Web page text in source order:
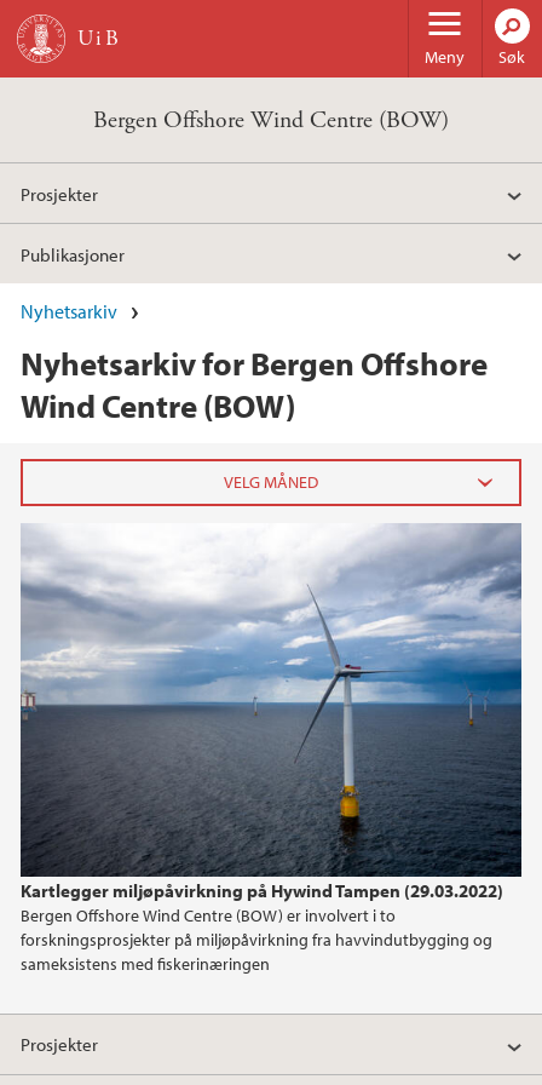
Hopp til hovedinnhold
Meny Søk
Bergen Offshore Wind Centre (BOW)
Prosjekter
Publikasjoner
Nyhetsarkiv
Nyhetsarkiv for Bergen Offshore
Wind Centre (BOW)
Kartlegger miljøpåvirkning på Hywind Tampen (29.03.2022)
Bergen Offshore Wind Centre (BOW) er involvert i to
forskningsprosjekter på miljøpåvirkning fra havvindutbygging og
sameksistens med fiskerinæringen
november (2)
oktober (1)
september (1)
mai (1)
april (1)
mars (1)
februar (1)
januar (1)
2023
2022
Prosjekter